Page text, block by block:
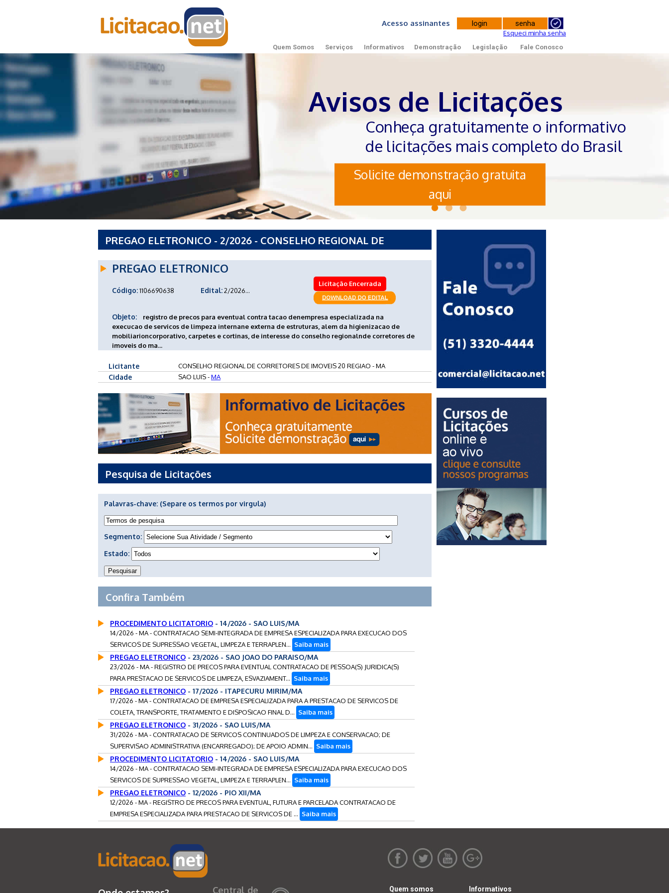
Acesso assinantes
Esqueci minha senha
Quem Somos Serviços Informativos Demonstração Legislação Fale Conosco
Avisos de Licitações
Conheça gratuitamente o informativo
de licitações mais completo do Brasil
Solicite demonstração gratuita
aqui
PREGAO ELETRONICO - 2/2026 - CONSELHO REGIONAL DE
PREGAO ELETRONICO
Código:1106690638 Edital:2/2026...
Licitação Encerrada
Objeto:
registro de precos para eventual contra tacao denempresa especializada na
execucao de servicos de limpeza internane externa de estruturas, alem da higienizacao de
mobiliarioncorporativo, carpetes e cortinas, de interesse do conselho regionalnde corretores de
imoveis do ma...
Licitante CONSELHO REGIONAL DE CORRETORES DE IMOVEIS 20 REGIAO - MA
Cidade SAO LUIS -MA
Pesquisa de Licitações
Palavras-chave: (Separe os termos por virgula)
Segmento:
Estado:
Confira Também
PROCEDIMENTO LICITATORIO - 14/2026 - SAO LUIS/MA
14/2026 - MA - CONTRATACAO SEMI-INTEGRADA DE EMPRESA ESPECIALIZADA PARA EXECUCAO DOS
SERVICOS DE SUPRESSAO VEGETAL, LIMPEZA E TERRAPLEN... Saiba mais
PREGAO ELETRONICO - 23/2026 - SAO JOAO DO PARAISO/MA
23/2026 - MA - REGISTRO DE PRECOS PARA EVENTUAL CONTRATACAO DE PESSOA(S) JURIDICA(S)
PARA PRESTACAO DE SERVICOS DE LIMPEZA, ESVAZIAMENT... Saiba mais
PREGAO ELETRONICO - 17/2026 - ITAPECURU MIRIM/MA
17/2026 - MA - CONTRATACAO DE EMPRESA ESPECIALIZADA PARA A PRESTACAO DE SERVICOS DE
COLETA, TRANSPORTE, TRATAMENTO E DISPOSICAO FINAL D... Saiba mais
PREGAO ELETRONICO - 31/2026 - SAO LUIS/MA
31/2026 - MA - CONTRATACAO DE SERVICOS CONTINUADOS DE LIMPEZA E CONSERVACAO; DE
SUPERVISAO ADMINISTRATIVA (ENCARREGADO); DE APOIO ADMIN... Saiba mais
PROCEDIMENTO LICITATORIO - 14/2026 - SAO LUIS/MA
14/2026 - MA - CONTRATACAO SEMI-INTEGRADA DE EMPRESA ESPECIALIZADA PARA EXECUCAO DOS
SERVICOS DE SUPRESSAO VEGETAL, LIMPEZA E TERRAPLEN... Saiba mais
PREGAO ELETRONICO - 12/2026 - PIO XII/MA
12/2026 - MA - REGISTRO DE PRECOS PARA EVENTUAL, FUTURA E PARCELADA CONTRATACAO DE
EMPRESA ESPECIALIZADA PARA PRESTACAO DE SERVICOS DE ... Saiba mais
Central de Quem somos Informativos